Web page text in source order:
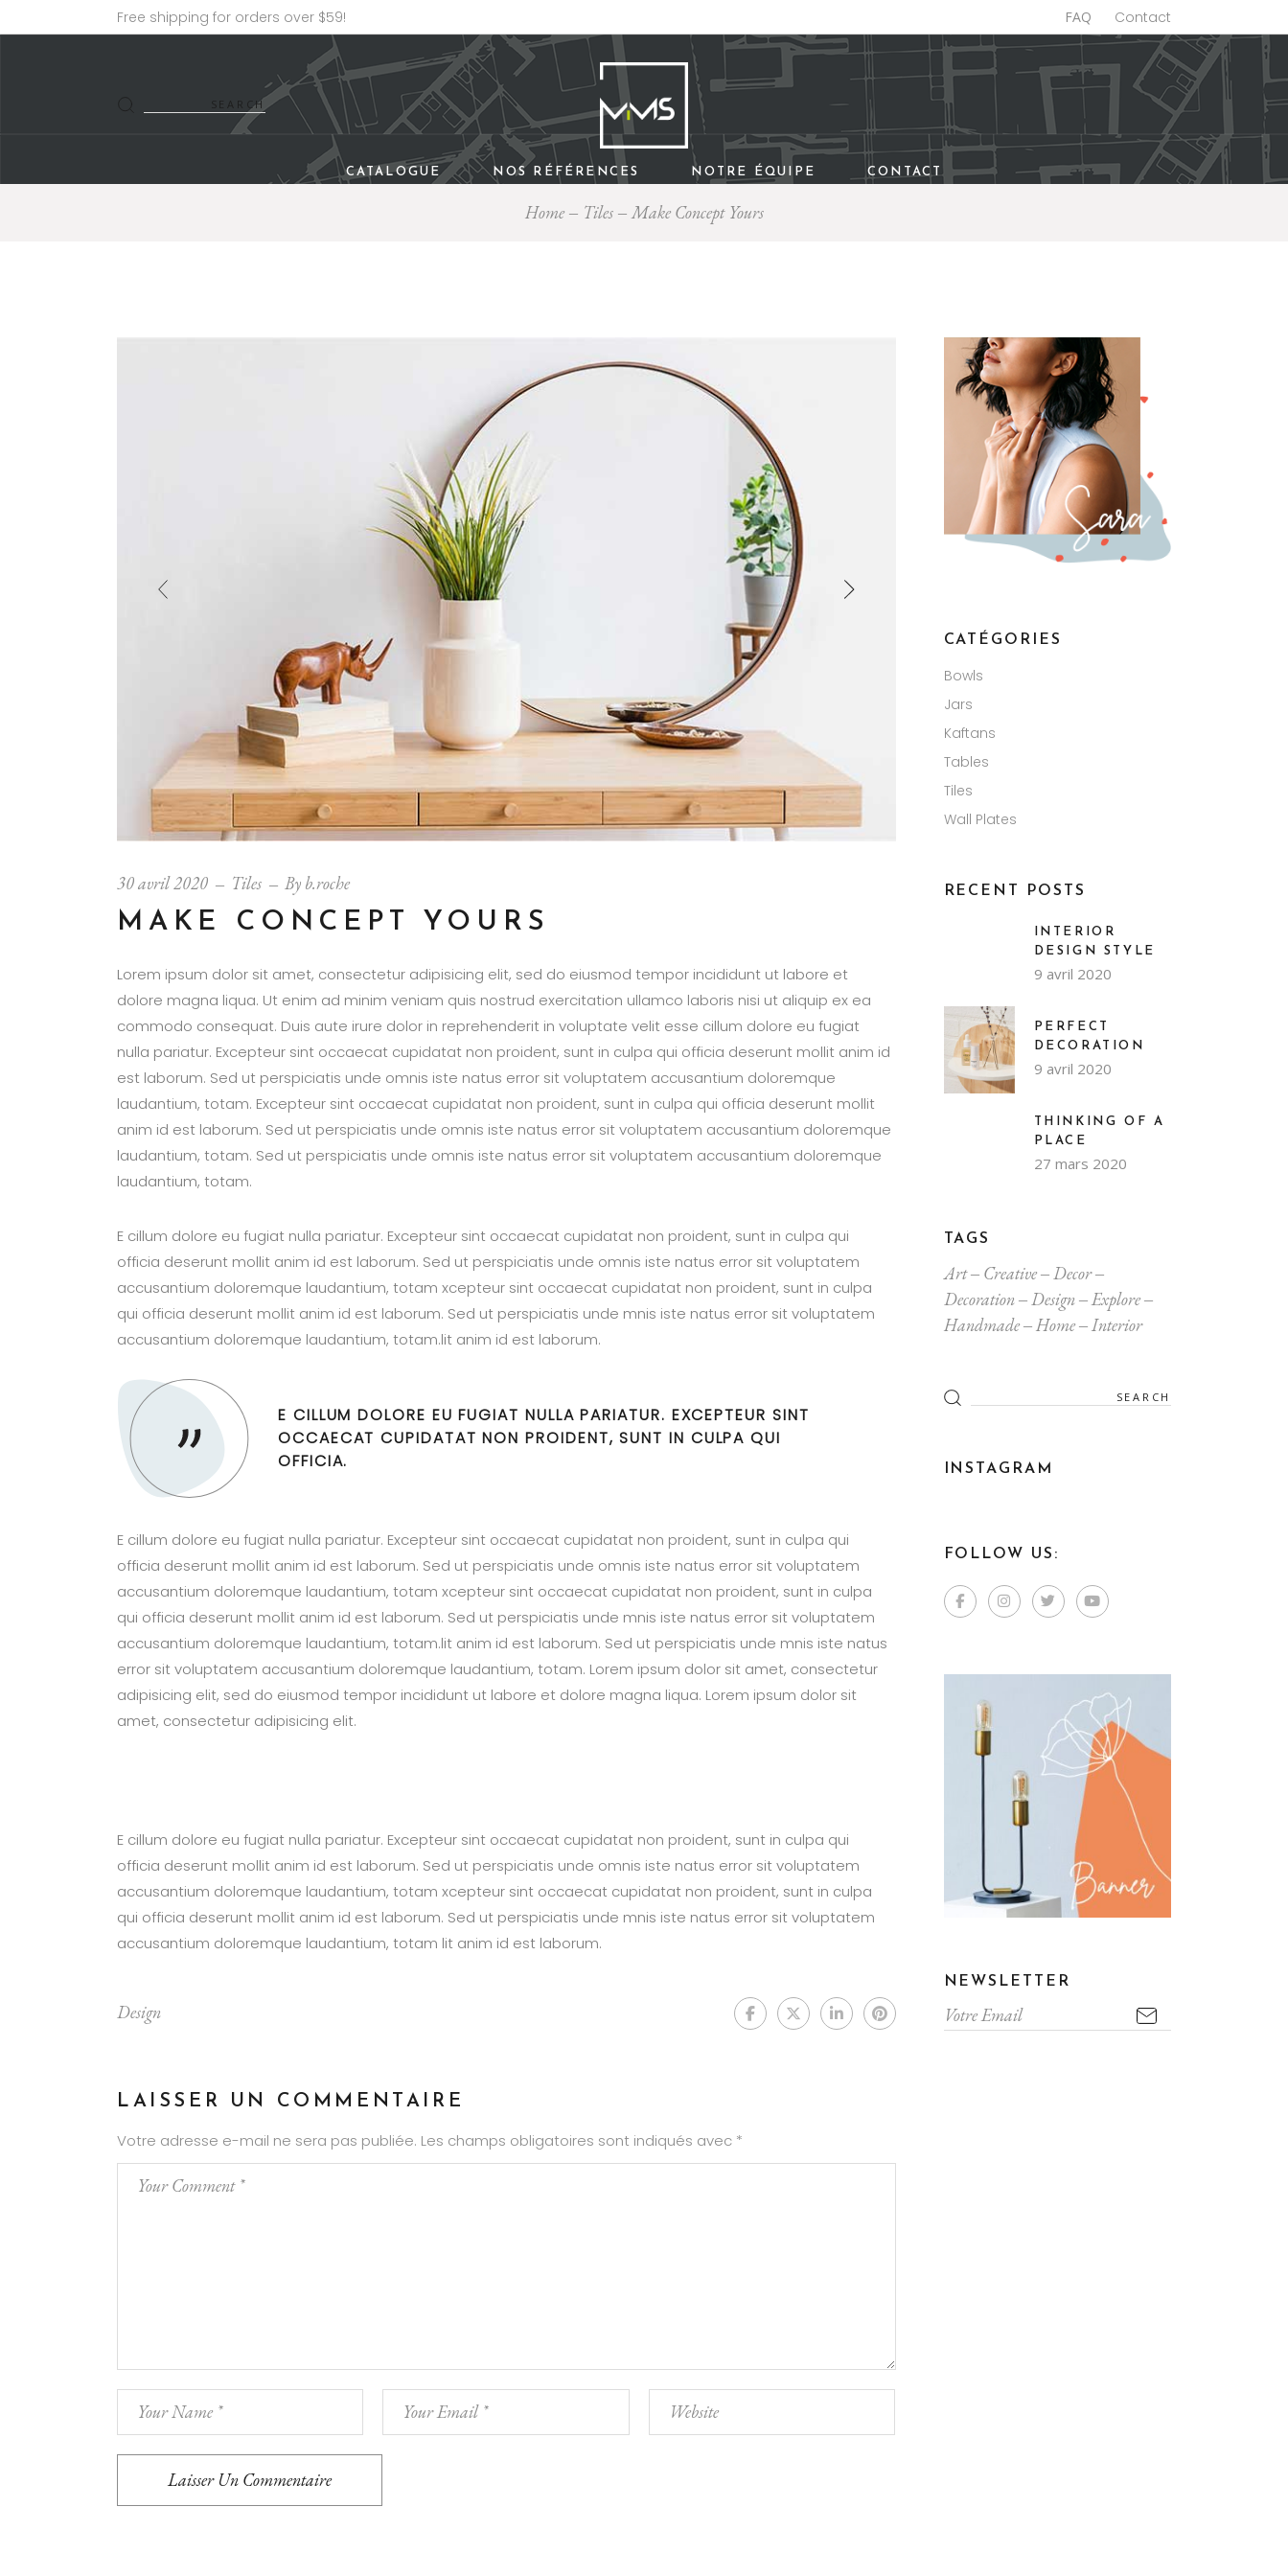
Free shipping for orders over $59! FAQ Contact
CATALOGUE NOS RÉFÉRENCES NOTRE ÉQUIPE CONTACT
Home Tiles Make Concept Yours
30 avril 2020 Tiles By b.roche
MAKE CONCEPT YOURS
Lorem ipsum dolor sit amet, consectetur adipisicing elit, sed do eiusmod tempor incididunt ut labore et
dolore magna liqua. Ut enim ad minim veniam quis nostrud exercitation ullamco laboris nisi ut aliquip ex ea
commodo consequat. Duis aute irure dolor in reprehenderit in voluptate velit esse cillum dolore eu fugiat
nulla pariatur. Excepteur sint occaecat cupidatat non proident, sunt in culpa qui officia deserunt mollit anim id
est laborum. Sed ut perspiciatis unde omnis iste natus error sit voluptatem accusantium doloremque
laudantium, totam. Excepteur sint occaecat cupidatat non proident, sunt in culpa qui officia deserunt mollit
anim id est laborum. Sed ut perspiciatis unde omnis iste natus error sit voluptatem accusantium doloremque
laudantium, totam. Sed ut perspiciatis unde omnis iste natus error sit voluptatem accusantium doloremque
laudantium, totam.
E cillum dolore eu fugiat nulla pariatur. Excepteur sint occaecat cupidatat non proident, sunt in culpa qui
officia deserunt mollit anim id est laborum. Sed ut perspiciatis unde omnis iste natus error sit voluptatem
accusantium doloremque laudantium, totam xcepteur sint occaecat cupidatat non proident, sunt in culpa
qui officia deserunt mollit anim id est laborum. Sed ut perspiciatis unde mnis iste natus error sit voluptatem
accusantium doloremque laudantium, totam.lit anim id est laborum.
E CILLUM DOLORE EU FUGIAT NULLA PARIATUR. EXCEPTEUR SINT
OCCAECAT CUPIDATAT NON PROIDENT, SUNT IN CULPA QUI
OFFICIA.
E cillum dolore eu fugiat nulla pariatur. Excepteur sint occaecat cupidatat non proident, sunt in culpa qui
officia deserunt mollit anim id est laborum. Sed ut perspiciatis unde omnis iste natus error sit voluptatem
accusantium doloremque laudantium, totam xcepteur sint occaecat cupidatat non proident, sunt in culpa
qui officia deserunt mollit anim id est laborum. Sed ut perspiciatis unde mnis iste natus error sit voluptatem
accusantium doloremque laudantium, totam.lit anim id est laborum. Sed ut perspiciatis unde mnis iste natus
error sit voluptatem accusantium doloremque laudantium, totam. Lorem ipsum dolor sit amet, consectetur
adipisicing elit, sed do eiusmod tempor incididunt ut labore et dolore magna liqua. Lorem ipsum dolor sit
amet, consectetur adipisicing elit.
E cillum dolore eu fugiat nulla pariatur. Excepteur sint occaecat cupidatat non proident, sunt in culpa qui
officia deserunt mollit anim id est laborum. Sed ut perspiciatis unde omnis iste natus error sit voluptatem
accusantium doloremque laudantium, totam xcepteur sint occaecat cupidatat non proident, sunt in culpa
qui officia deserunt mollit anim id est laborum. Sed ut perspiciatis unde mnis iste natus error sit voluptatem
accusantium doloremque laudantium, totam lit anim id est laborum.
Design
LAISSER UN COMMENTAIRE
Votre adresse e-mail ne sera pas publiée. Les champs obligatoires sont indiqués avec *
Laisser Un Commentaire
CATÉGORIES
Bowls
Jars
Kaftans
Tables
Tiles
Wall Plates
RECENT POSTS
INTERIOR
DESIGN STYLE
9 avril 2020
PERFECT
DECORATION
9 avril 2020
THINKING OF A
PLACE
27 mars 2020
TAGS
Art Creative
Decor
Decoration
Design
Explore
Handmade
Home Interior
INSTAGRAM
FOLLOW US:
NEWSLETTER